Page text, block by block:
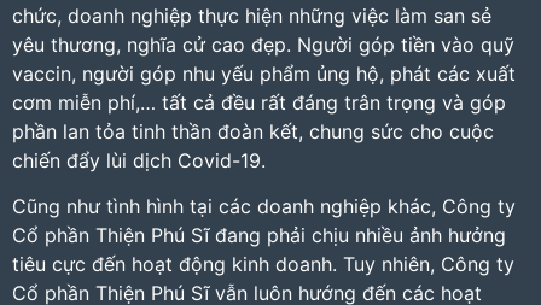
chức, doanh nghiệp thực hiện những việc làm san sẻ
yêu thương, nghĩa cử cao đẹp. Người góp tiền vào quỹ
vaccin, người góp nhu yếu phẩm ủng hộ, phát các xuất
cơm miễn phí,… tất cả đều rất đáng trân trọng và góp
phần lan tỏa tinh thần đoàn kết, chung sức cho cuộc
chiến đẩy lùi dịch Covid-19.
Cũng như tình hình tại các doanh nghiệp khác, Công ty
Cổ phần Thiện Phú Sĩ đang phải chịu nhiều ảnh hưởng
tiêu cực đến hoạt động kinh doanh. Tuy nhiên, Công ty
Cổ phần Thiện Phú Sĩ vẫn luôn hướng đến các hoạt